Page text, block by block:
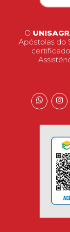
O
Apóstolas do